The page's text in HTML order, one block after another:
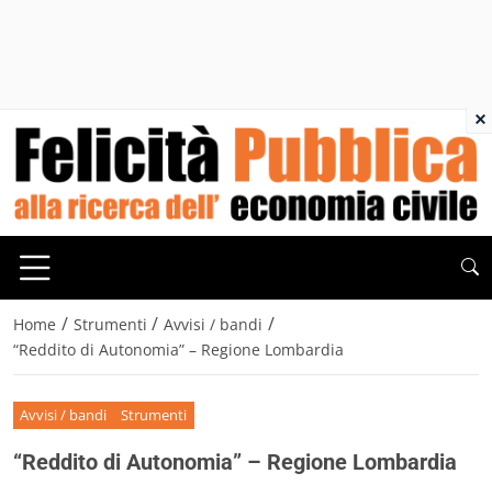
Home / Strumenti / Avvisi / bandi /
“Reddito di Autonomia” – Regione Lombardia
Avvisi / bandi Strumenti
“Reddito di Autonomia” – Regione Lombardia
×